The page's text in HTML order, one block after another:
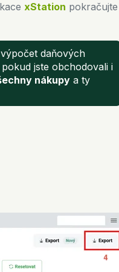
xStation pokračujte
daňových
jste obchodovali i
nákupy a ty